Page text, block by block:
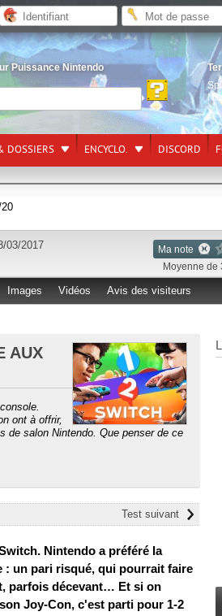
Puissance Nintendo
DOSSIERS ENCYCLO. DISCORD
Ma note
Moyenne de
03/2017
Images Vidéos Avis des visiteurs
AUX
ont à offrir,
de salon Nintendo. Que penser de ce
Test suivant
Nintendo a préféré la
: un pari risqué, qui pourrait faire
parfois décevant… Et si on
Joy-Con, c'est parti pour 1-2